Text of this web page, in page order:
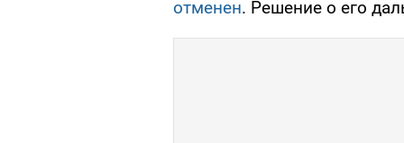
отменен. Решение о его